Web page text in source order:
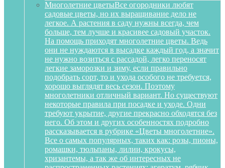
Многолетние цветыВсе огородники любят
садовые цветы, но их выращивание дело не
легкое. А растения в саду нужны всегда, чем
больше, тем лучше и красивее садовый участок.
На помощь приходят многолетние цветы. Ведь
они не нуждаются в высадке каждый год, а значит
не нужно возиться с рассадой, легко переносят
легкие заморозки и зиму, если правильно
подобрать сорт, то и ухода особого не требуется,
хорошо выглядят весь сезон. Поэтому
многолетники отличный вариант. Но существуют
некоторые правила при посадке и уходе. Одни
требуют укрытие, другие прекрасно обходятся без
него. Об этом и других особенностях подробно
рассказывается в рубрике «Цветы многолетние».
Все о самых популярных, таких как: розы, пионы,
ромашки, тюльпаны, лилии, крокусы,
хризантемы, а так же об интересных не